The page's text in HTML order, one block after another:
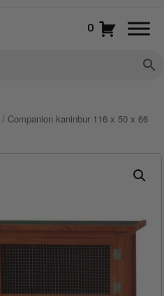
0
/ Companion kaninbur 116 x 50 x 66